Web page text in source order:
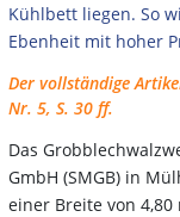
Kühlbett liegen. So
Ebenheit mit hoher
Der vollständige
Nr. 5, S. 30 ff.
Das
GmbH (SMGB) in
einer Breite von